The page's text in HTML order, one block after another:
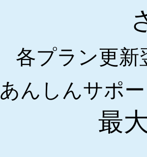
各プラン更新
最
あんしんサポ